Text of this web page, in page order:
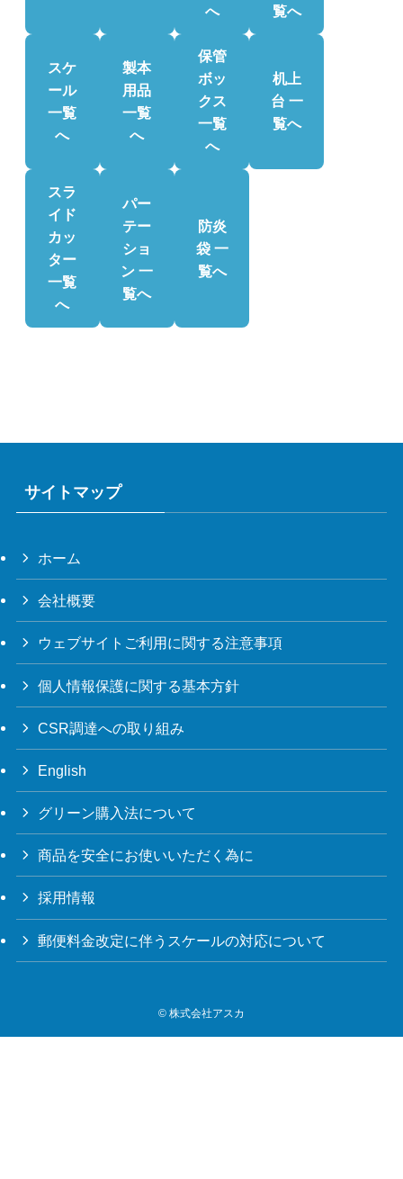
へ 覧へ
スケ
ール
一覧
へ
製本
用品
一覧
へ
保管
ボッ
クス
一覧
へ
机上
台 一
覧へ
スラ
イド
カッ
ター
一覧
へ
パー
テー
ショ
ン 一
覧へ
防炎
袋 一
覧へ
サイトマップ
ホーム
会社概要
ウェブサイトご利用に関する注意事項
個人情報保護に関する基本方針
CSR調達への取り組み
English
グリーン購入法について
商品を安全にお使いいただく為に
採用情報
郵便料金改定に伴うスケールの対応について
© 株式会社アスカ